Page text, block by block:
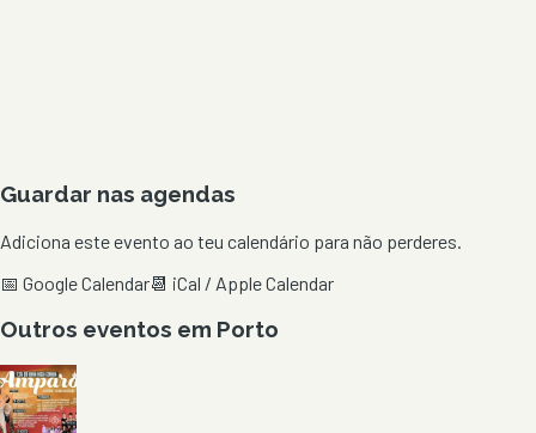
Guardar nas agendas
Adiciona este evento ao teu calendário para não perderes.
📅 Google Calendar📆 iCal / Apple Calendar
Outros eventos em Porto